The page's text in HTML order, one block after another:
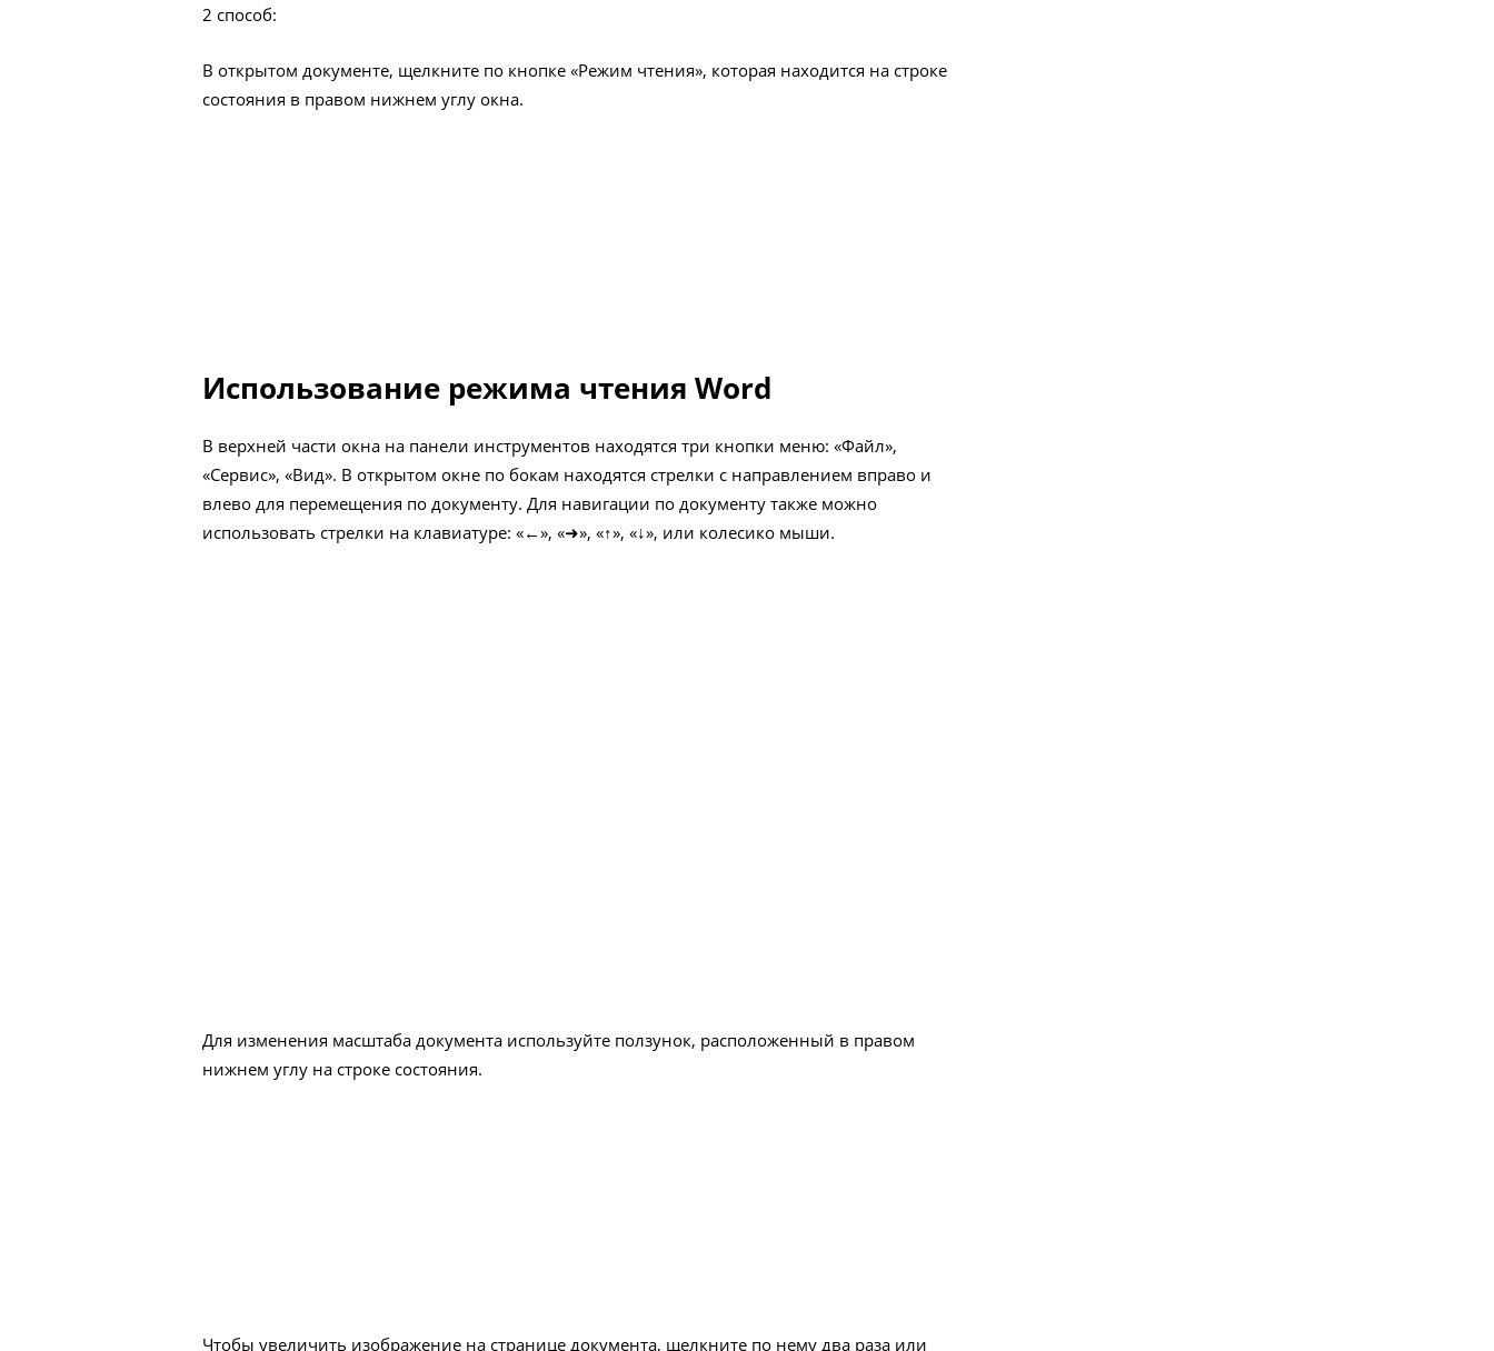
2 способ:
В открытом документе, щелкните по кнопке «Режим чтения», которая находится на строке
состояния в правом нижнем углу окна.
Использование режима чтения Word
В верхней части окна на панели инструментов находятся три кнопки меню: «Файл»,
«Сервис», «Вид». В открытом окне по бокам находятся стрелки с направлением вправо и
влево для перемещения по документу. Для навигации по документу также можно
использовать стрелки на клавиатуре: «←», «➜», «↑», «↓», или колесико мыши.
Для изменения масштаба документа используйте ползунок, расположенный в правом
нижнем углу на строке состояния.
Чтобы увеличить изображение на странице документа, щелкните по нему два раза или